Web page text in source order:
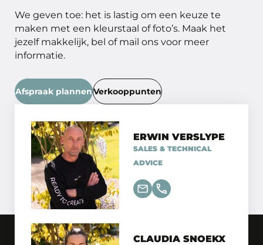
We geven toe: het is lastig om een keuze te
maken met een kleurstaal of foto’s. Maak het
jezelf makkelijk, bel of mail ons voor meer
informatie.
Afspraak plannenVerkooppunten
ERWIN VERSLYPE
SALES & TECHNICAL
ADVICE
CLAUDIA SNOEKX